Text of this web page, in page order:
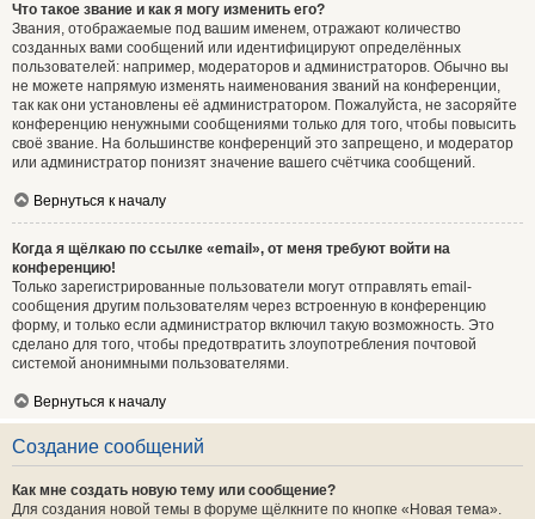
Что такое звание и как я могу изменить его?
Звания, отображаемые под вашим именем, отражают количество
созданных вами сообщений или идентифицируют определённых
пользователей: например, модераторов и администраторов. Обычно вы
не можете напрямую изменять наименования званий на конференции,
так как они установлены её администратором. Пожалуйста, не засоряйте
конференцию ненужными сообщениями только для того, чтобы повысить
своё звание. На большинстве конференций это запрещено, и модератор
или администратор понизят значение вашего счётчика сообщений.
Вернуться к началу
Когда я щёлкаю по ссылке «email», от меня требуют войти на
конференцию!
Только зарегистрированные пользователи могут отправлять email-
сообщения другим пользователям через встроенную в конференцию
форму, и только если администратор включил такую возможность. Это
сделано для того, чтобы предотвратить злоупотребления почтовой
системой анонимными пользователями.
Вернуться к началу
Создание сообщений
Как мне создать новую тему или сообщение?
Для создания новой темы в форуме щёлкните по кнопке «Новая тема».